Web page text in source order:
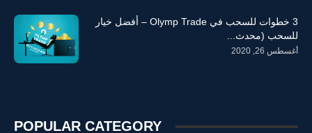
3 خطوات للسحب في Olymp Trade – أفضل خيار
للسحب (محدث...
أغسطس 26, 2020
POPULAR CATEGORY